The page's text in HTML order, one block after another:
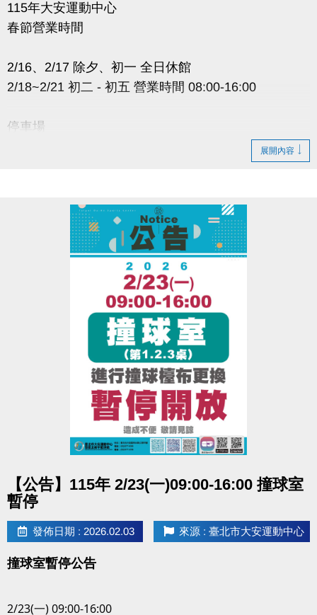
115年大安運動中心
春節營業時間
2/16、2/17 除夕、初一 全日休館
2/18~2/21 初二 - 初五 營業時間 08:00-16:00
停車場
場內車輛將依停車費率照常累計
４樓射箭場：營業時間與上表相同
愛浪販賣部：2/16~2/20 除夕~初五 店休六天
展開內容
【公告】115年 2/23(一)09:00-16:00 撞球室
暫停
發佈日期 : 2026.02.03 來源 : 臺北市大安運動中心
撞球室暫停公告
2/23(一) 09:00-16:00